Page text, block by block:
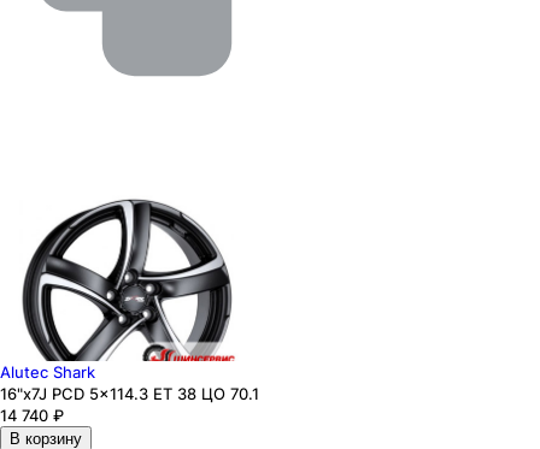
Alutec Shark
16"x7J PCD 5x114.3 ЕТ 38 ЦО 70.1
14 740 ₽
В корзину